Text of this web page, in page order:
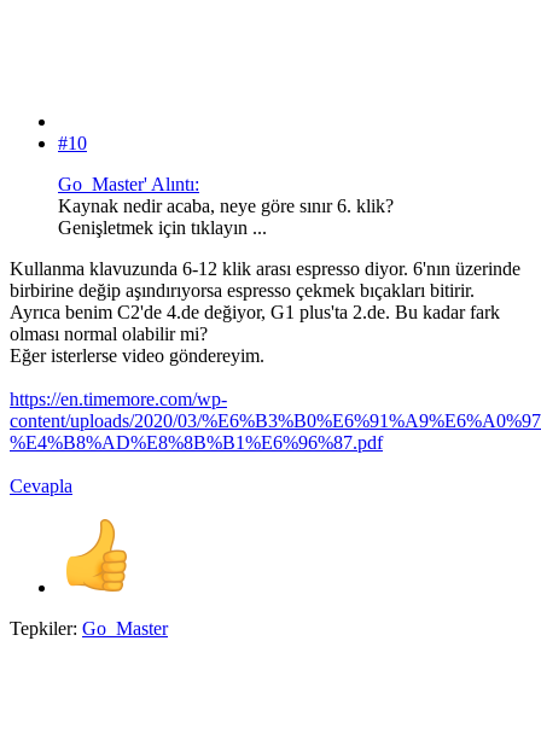
#10
Go_Master' Alıntı:
Kaynak nedir acaba, neye göre sınır 6. klik?
Genişletmek için tıklayın ...
Kullanma klavuzunda 6-12 klik arası espresso diyor. 6'nın üzerinde
birbirine değip aşındırıyorsa espresso çekmek bıçakları bitirir.
Ayrıca benim C2'de 4.de değiyor, G1 plus'ta 2.de. Bu kadar fark
olması normal olabilir mi?
Eğer isterlerse video göndereyim.
https://en.timemore.com/wp-
content/uploads/2020/03/
%E4%B8%AD%E8%8B%B1%E6%96%87.pdf
Cevapla
Tepkiler: Go_Master